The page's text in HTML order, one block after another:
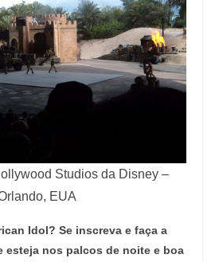
Studios da Disney –
EUA
Idol? Se inscreva e faça a
esteja nos palcos de noite e boa